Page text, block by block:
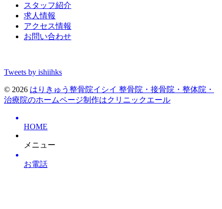
スタッフ紹介
求人情報
アクセス情報
お問い合わせ
Tweets by ishiihks
© 2026 はりきゅう整骨院イシイ 整骨院・接骨院・整体院・
治療院のホームページ制作はクリニックエール
HOME
メニュー
お電話